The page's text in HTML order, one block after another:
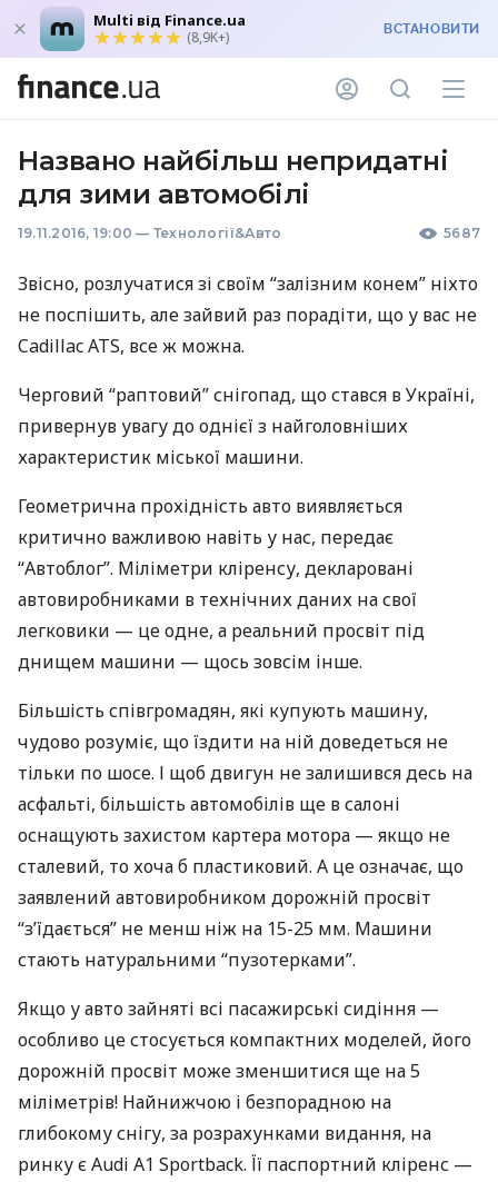
Multi від Finance.ua
(8,9K+) ВСТАНОВИТИ
Названо найбільш непридатні
для зими автомобілі
19.11.2016, 19:00 — Технології&Авто 5687
Звісно, розлучатися зі своїм “залізним конем” ніхто
не поспішить, але зайвий раз порадіти, що у вас не
CadillacATS, все ж можна.
Черговий “раптовий” снігопад, що стався в Україні,
привернув увагу до однієї з найголовніших
характеристик міської машини.
Геометрична прохідність авто виявляється
критично важливою навіть у нас, передає
“Автоблог”. Міліметри кліренсу, декларовані
автовиробниками в технічних даних на свої
легковики — це одне, а реальний просвіт під
днищем машини — щось зовсім інше.
Більшість співгромадян, які купують машину,
чудово розуміє, що їздити на ній доведеться не
тільки по шосе. І щоб двигун не залишився десь на
асфальті, більшість автомобілів ще в салоні
оснащують захистом картера мотора — якщо не
сталевий, то хоча б пластиковий. А це означає, що
заявлений автовиробником дорожній просвіт
“з’їдається” не менш ніж на 15-25 мм. Машини
стають натуральними “пузотерками”.
Якщо у авто зайняті всі пасажирські сидіння —
особливо це стосується компактних моделей, його
дорожній просвіт може зменшитися ще на 5
міліметрів! Найнижчою і безпорадною на
глибокому снігу, за розрахунками видання, на
ринку є Audi A1 Sportback. Її паспортний кліренс —